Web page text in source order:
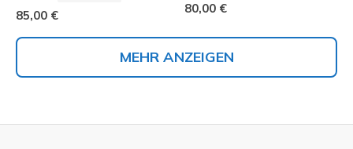
85,00 € 80,00 €
MEHR ANZEIGEN